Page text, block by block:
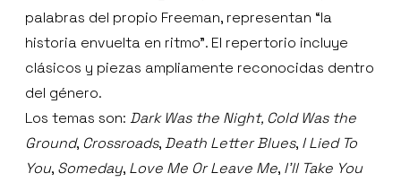
palabras del propio Freeman, representan “la
historia envuelta en ritmo”. El repertorio incluye
clásicos y piezas ampliamente reconocidas dentro
del género.
Los temas son: Dark Was the Night, Cold Was the
Ground, Crossroads,Death Letter Blues, I Lied To
You, Someday, Love Me Or Leave Me, I’ll Take You